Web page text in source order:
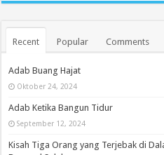
Recent Popular Comments
Adab Buang Hajat
Oktober 24, 2024
Adab Ketika Bangun Tidur
September 12, 2024
Kisah Tiga Orang yang Terjebak di